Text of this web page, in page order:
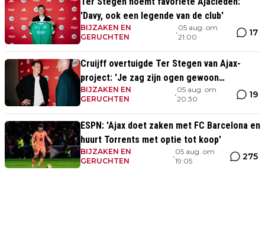
'Davy, ook een legende van de club'
BIJZAKEN EN
GERUCHTEN
•
05 aug. om
21:00
17
Cruijff overtuigde Ter Stegen van Ajax-
project: 'Je zag zijn ogen gewoon
oplichten'
BIJZAKEN EN
GERUCHTEN
•
05 aug. om
20:30
19
ESPN: 'Ajax doet zaken met FC Barcelona en
huurt Torrents met optie tot koop'
BIJZAKEN EN
GERUCHTEN
•
05 aug. om
19:05
275